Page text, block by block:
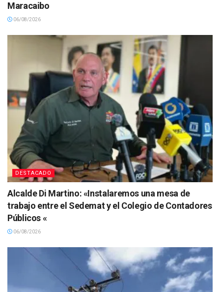
Maracaibo
06/08/2026
DESTACADO
Alcalde Di Martino: «Instalaremos una mesa de
trabajo entre el Sedemat y el Colegio de Contadores
Públicos «
06/08/2026